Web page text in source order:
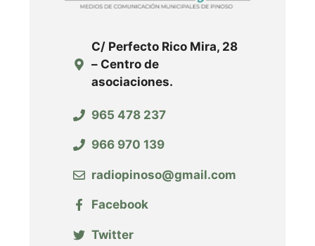
C/ Perfecto Rico Mira, 28
– Centro de
asociaciones.
965 478 237
966 970 139
radiopinoso@gmail.com
Facebook
Twitter